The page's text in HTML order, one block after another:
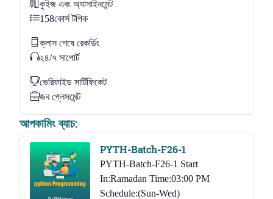
কুইজ এবং অ্যাসাইনমেন্ট
158কোর্স টপিক
ক্লাস শেষে রেকর্ডিং
২৪/৭ সাপোর্ট
ভেরিফাইড সার্টিফিকেট
জব প্লেসমেন্ট
আপকামিং ব্যাচ:
PYTH-Batch-F26-1
PYTH-Batch-F26-1 Start
In:Ramadan Time:03:00 PM
Schedule:(Sun-Wed)